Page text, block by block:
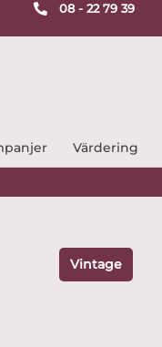
08 - 22 79 39
Värdering
Vintage